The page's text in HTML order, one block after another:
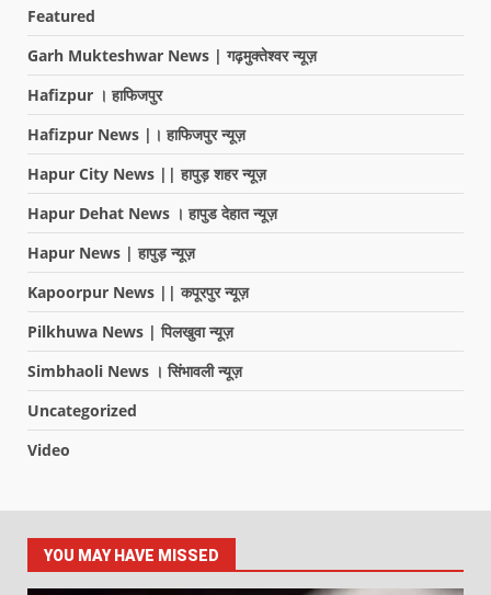
Featured
Garh Mukteshwar News | गढ़मुक्तेश्वर न्यूज़
Hafizpur । हाफिजपुर
Hafizpur News |। हाफिजपुर न्यूज़
Hapur City News || हापुड़ शहर न्यूज़
Hapur Dehat News । हापुड देहात न्यूज़
Hapur News | हापुड़ न्यूज़
Kapoorpur News || कपूरपुर न्यूज़
Pilkhuwa News | पिलखुवा न्यूज़
Simbhaoli News । सिंभावली न्यूज़
Uncategorized
Video
YOU MAY HAVE MISSED